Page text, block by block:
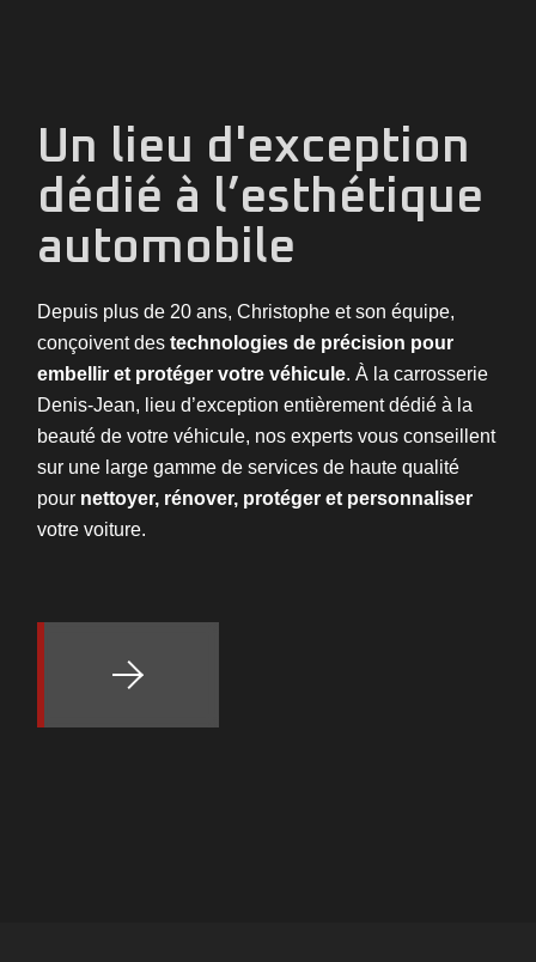
Un lieu d'exception
dédié à l’esthétique
automobile
Depuis plus de 20 ans, Christophe et son équipe,
conçoivent destechnologies de précision pour
embellir et protéger votre véhicule. À la carrosserie
Denis-Jean, lieu d’exception entièrement dédié à la
beauté de votre véhicule, nos experts vous conseillent
sur une large gamme de services de haute qualité
pour nettoyer, rénover, protéger et personnaliser
votre voiture.